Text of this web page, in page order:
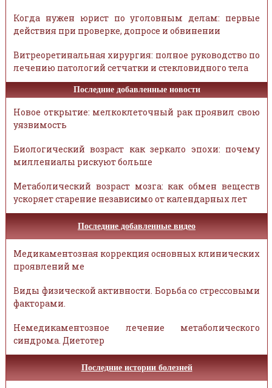
Когда нужен юрист по уголовным делам: первые
действия при проверке, допросе и обвинении
Витреоретинальная хирургия: полное руководство по
лечению патологий сетчатки и стекловидного тела
Последние добавленные новости
Новое открытие: мелкоклеточный рак проявил свою
уязвимость
Биологический возраст как зеркало эпохи: почему
миллениалы рискуют больше
Метаболический возраст мозга: как обмен веществ
ускоряет старение независимо от календарных лет
Последние добавленные видео
Медикаментозная коррекция основных клинических
проявлений ме
Виды физической активности. Борьба со стрессовыми
факторами.
Немедикаментозное лечение метаболического
синдрома. Диетотер
Последние истории болезней